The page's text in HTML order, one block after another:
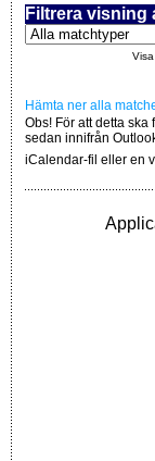
Filtrera visning
Hämta ner alla
Obs! För att detta
sedan innifrån
iCalendar-fil eller en